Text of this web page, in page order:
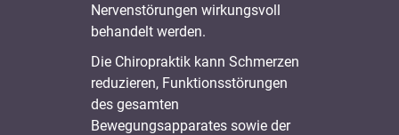
Nervenstörungen wirkungsvoll
behandelt werden.
Die Chiropraktik kann Schmerzen
reduzieren, Funktionsstörungen
des gesamten
Bewegungsapparates sowie der